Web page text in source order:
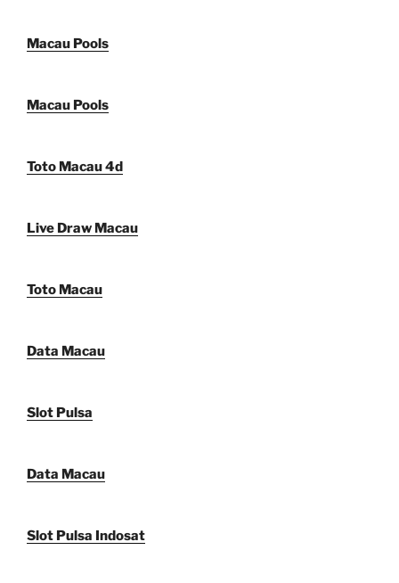
Macau Pools
Macau Pools
Toto Macau 4d
Live Draw Macau
Toto Macau
Data Macau
Slot Pulsa
Data Macau
Slot Pulsa Indosat